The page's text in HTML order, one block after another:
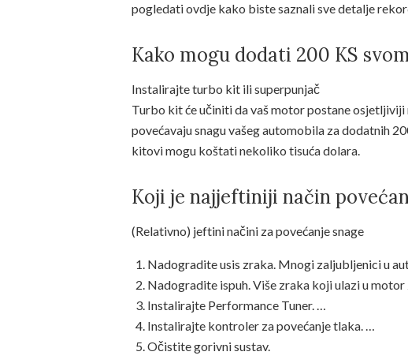
pogledati ovdje kako biste saznali sve detalje
Kako mogu dodati 200 KS
Instalirajte turbo kit ili superpunjač
Turbo kit će učiniti da vaš motor postane
povećavaju snagu vašeg automobila za dodatnih
kitovi mogu koštati nekoliko tisuća dolara.
Koji je najjeftiniji način
(Relativno) jeftini načini za povećanje snage
Nadogradite usis zraka. Mnogi zaljubljenici u
Nadogradite ispuh. Više zraka koji ulazi u
Instalirajte Performance Tuner. …
Instalirajte kontroler za povećanje tlaka. …
Očistite gorivni sustav.